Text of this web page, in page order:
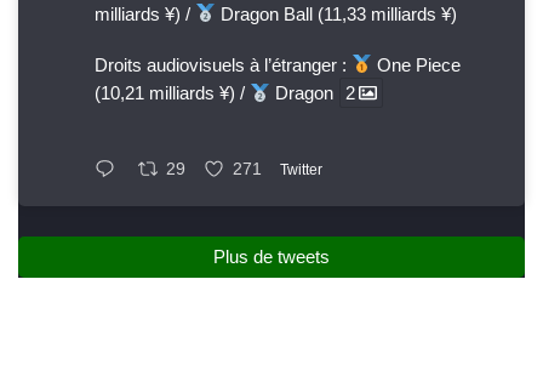
milliards ¥) /
Dragon Ball (11,33 milliards ¥)
Droits audiovisuels à l’étranger :
One Piece
(10,21 milliards ¥) /
Dragon 2
29 271 Twitter
Plus de tweets